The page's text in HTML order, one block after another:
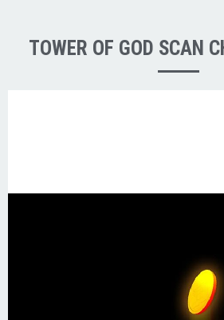
TOWER OF GOD SCAN